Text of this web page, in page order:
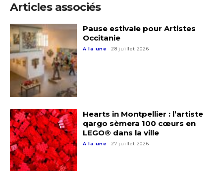
Articles associés
Pause estivale pour Artistes
Occitanie
A la une 28 juillet 2026
Hearts in Montpellier : l’artiste
qargo sèmera 100 cœurs en
LEGO® dans la ville
A la une 27 juillet 2026